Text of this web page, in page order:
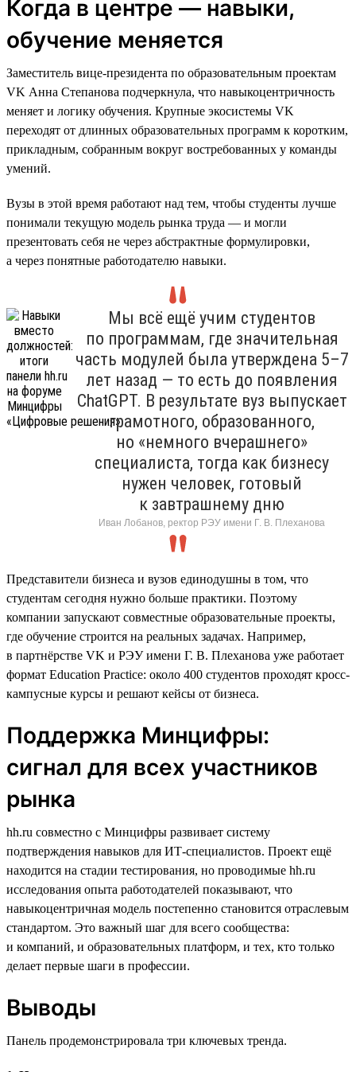
Когда в центре — навыки,
обучение меняется
Заместитель вице-президента по образовательным проектам
VK Анна Степанова подчеркнула, что навыкоцентричность
меняет и логику обучения. Крупные экосистемы VK
переходят от длинных образовательных программ к коротким,
прикладным, собранным вокруг востребованных у команды
умений.
Вузы в этой время работают над тем, чтобы студенты лучше
понимали текущую модель рынка труда — и могли
презентовать себя не через абстрактные формулировки,
а через понятные работодателю навыки.
Мы всё ещё учим студентов
по программам, где значительная
часть модулей была утверждена 5–7
лет назад — то есть до появления
ChatGPT. В результате вуз выпускает
грамотного, образованного,
но «немного вчерашнего»
специалиста, тогда как бизнесу
нужен человек, готовый
к завтрашнему дню
Иван Лобанов, ректор РЭУ имени Г. В. Плеханова
Представители бизнеса и вузов единодушны в том, что
студентам сегодня нужно больше практики. Поэтому
компании запускают совместные образовательные проекты,
где обучение строится на реальных задачах. Например,
в партнёрстве VK и РЭУ имени Г. В. Плеханова уже работает
формат Education Practice: около 400 студентов проходят кросс-
кампусные курсы и решают кейсы от бизнеса.
Поддержка Минцифры:
сигнал для всех участников
рынка
hh.ru совместно с Минцифры развивает систему
подтверждения навыков для ИТ-специалистов. Проект ещё
находится на стадии тестирования, но проводимые hh.ru
исследования опыта работодателей показывают, что
навыкоцентричная модель постепенно становится отраслевым
стандартом. Это важный шаг для всего сообщества:
и компаний, и образовательных платформ, и тех, кто только
делает первые шаги в профессии.
Выводы
Панель продемонстрировала три ключевых тренда.